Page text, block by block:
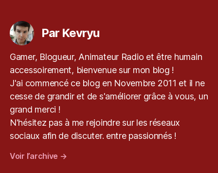
y
u.
o
m
o
g
d
k
Par Kevryu
Gamer, Blogueur, Animateur Radio et être humain
accessoirement, bienvenue sur mon blog !
J'ai commencé ce blog en Novembre 2011 et il ne
cesse de grandir et de s'améliorer grâce à vous, un
grand merci !
N'hésitez pas à me rejoindre sur les réseaux
sociaux afin de discuter. entre passionnés !
Voir l’archive →